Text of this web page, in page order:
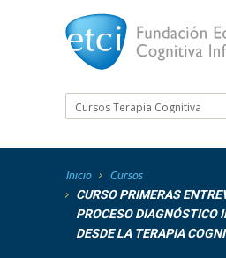
Inicio Cursos
CURSO PRIMERAS
PROCESO DIAGNÓSTICO
DESDE LA TERAPIA